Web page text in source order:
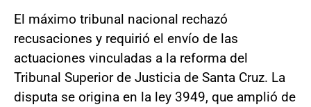
El máximo tribunal nacional rechazó
recusaciones y requirió el envío de las
actuaciones vinculadas a la reforma del
Tribunal Superior de Justicia de Santa Cruz. La
disputa se origina en la ley 3949, que amplió de